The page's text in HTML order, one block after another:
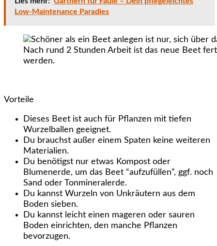
Low-Maintenance Paradies
Nach rund 2 Stunden Arbeit ist das neue Beet
werden.
Vorteile
Dieses Beet ist auch für Pflanzen mit tiefen
Wurzelballen geeignet.
Du brauchst außer einem Spaten keine weiteren
Materialien.
Du benötigst nur etwas Kompost oder
Blumenerde, um das Beet “aufzufüllen”, ggf. noch
Sand oder Tonmineralerde.
Du kannst Wurzeln von Unkräutern aus dem
Boden sieben.
Du kannst leicht einen mageren oder sauren
Boden einrichten, den manche Pflanzen
bevorzugen.